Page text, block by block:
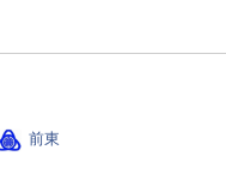
前東